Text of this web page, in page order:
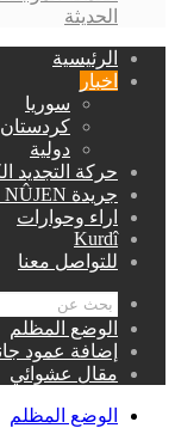
الحديثة
الرئيسية
اخبار
سوريا
كردستان
دولية
حركة التجديد
جريدة NÛJEN التجديد
اراء وحوارات
Kurdî
للتواصل معنا
الوضع المظلم
إضافة عمود
مقال عشوائي
الوضع المظلم